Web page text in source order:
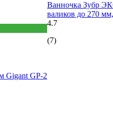
Gigant GP-2
Ванночка Зубр
валиков до 270
4.7
(7)